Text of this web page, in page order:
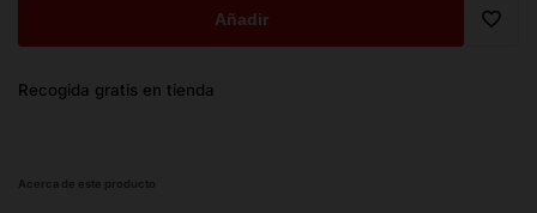
Añadir
Recogida gratis en tienda
Acerca de este producto